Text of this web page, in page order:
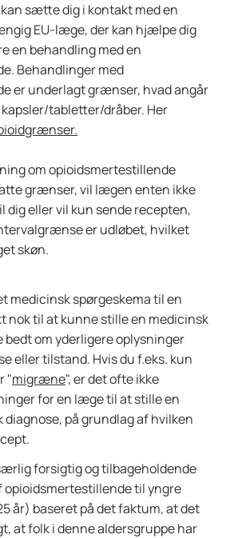
sætte dig i kontakt med en
EU-læge, der kan hjælpe dig
en behandling med en
Behandlinger med
er underlagt grænser, hvad angår
tabletter/dråber. Her
om opioidsmertestillende
grænser, vil lægen enten ikke
dig eller vil kun sende recepten,
er udløbet, hvilket
skøn.
medicinsk spørgeskema til en
nok til at kunne stille en medicinsk
bedt om yderligere oplysninger
eller tilstand. Hvis du f.eks. kun
"migræne", er det ofte ikke
for en læge til at stille en
diagnose, på grundlag af hvilken
forsigtig og tilbageholdende
opioidsmertestillende til yngre
år) baseret på det faktum, at det
at folk i denne aldersgruppe har